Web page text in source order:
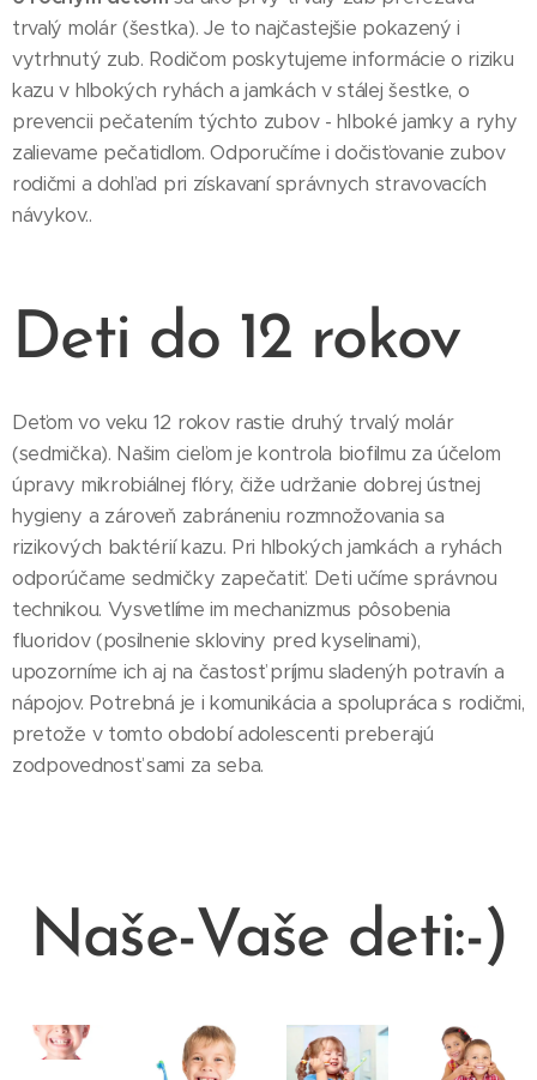
trvalý molár (šestka). Je to najčastejšie pokazený i
vytrhnutý zub. Rodičom poskytujeme informácie o riziku
kazu v hlbokých ryhách a jamkách v stálej šestke, o
prevencii pečatením týchto zubov - hlboké jamky a ryhy
zalievame pečatidlom. Odporučíme i dočisťovanie zubov
rodičmi a dohľad pri získavaní správnych stravovacích
návykov..
Deti do 12 rokov
Deťom vo veku 12 rokov rastie druhý trvalý molár
(sedmička). Našim cieľom je kontrola biofilmu za účelom
úpravy mikrobiálnej flóry, čiže udržanie dobrej ústnej
hygieny a zároveň zabráneniu rozmnožovania sa
rizikových baktérií kazu. Pri hlbokých jamkách a ryhách
odporúčame sedmičky zapečatiť. Deti učíme správnou
technikou. Vysvetlíme im mechanizmus pôsobenia
fluoridov (posilnenie skloviny pred kyselinami),
upozorníme ich aj na častosť príjmu sladenýh potravín a
nápojov. Potrebná je i komunikácia a spolupráca s rodičmi,
pretože v tomto období adolescenti preberajú
zodpovednosť sami za seba.
Naše-Vaše deti:-)